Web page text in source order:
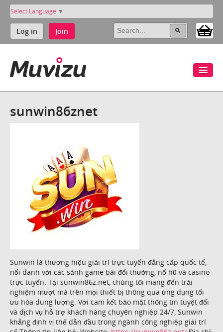
Select Language ▼
Log in Join
sunwin86znet
Sunwin là thương hiệu giải trí trực tuyến đẳng cấp quốc tế,
nổi danh với các sảnh game bài đổi thưởng, nổ hũ và casino
trực tuyến. Tại sunwin86z.net, chúng tôi mang đến trải
nghiệm mượt mà trên mọi thiết bị thông qua ứng dụng tối
ưu hóa dung lượng. Với cam kết bảo mật thông tin tuyệt đối
và dịch vụ hỗ trợ khách hàng chuyên nghiệp 24/7, Sunwin
khẳng định vị thế dẫn đầu trong ngành công nghiệp giải trí